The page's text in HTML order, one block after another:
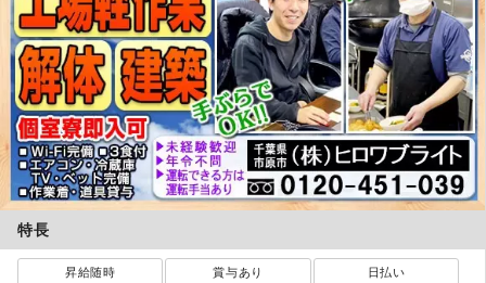
特長
昇給随時 賞与あり 日払い